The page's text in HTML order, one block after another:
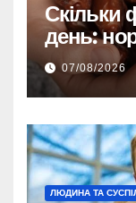
Скільки
день:
енергії
07/08/2026
ЛЮДИНА ТА